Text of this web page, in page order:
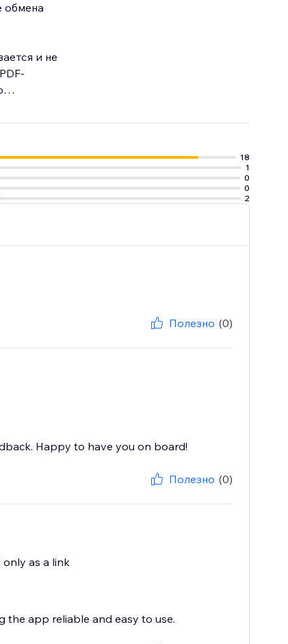
обмена
и не
18
1
0
0
2
Полезно (0)
Happy to have you on board!
Полезно (0)
as a link
the app reliable and easy to use.